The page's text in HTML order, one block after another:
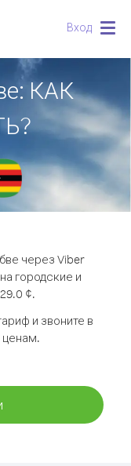
Вход
КАК
через Viber
городские и
¢.
и звоните в